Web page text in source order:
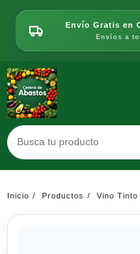
contenido
Envío Gratis en
Envíos a
Inicio Productos Vino Tinto